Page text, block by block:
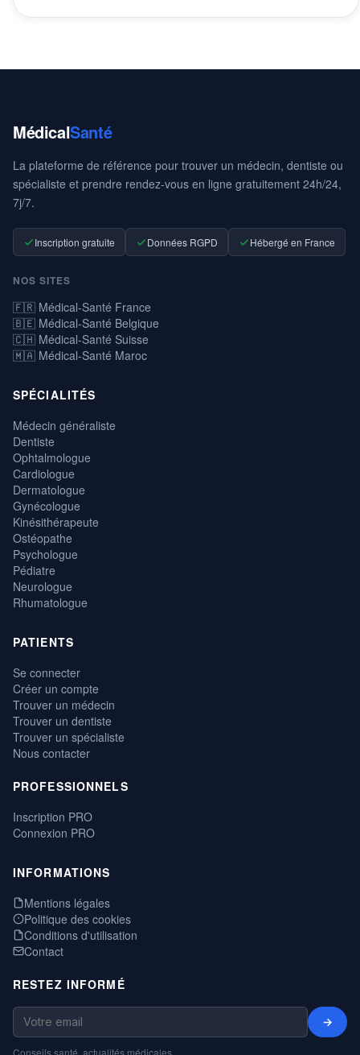
MédicalSanté
La plateforme de référence pour trouver un médecin, dentiste ou
spécialiste et prendre rendez-vous en ligne gratuitement 24h/24,
7j/7.
Inscription gratuite Données RGPD Hébergé en France
NOS SITES
🇫🇷 Médical-Santé France
🇧🇪 Médical-Santé Belgique
🇨🇭 Médical-Santé Suisse
🇲🇦 Médical-Santé Maroc
SPÉCIALITÉS
Médecin généraliste
Dentiste
Ophtalmologue
Cardiologue
Dermatologue
Gynécologue
Kinésithérapeute
Ostéopathe
Psychologue
Pédiatre
Neurologue
Rhumatologue
PATIENTS
Se connecter
Créer un compte
Trouver un médecin
Trouver un dentiste
Trouver un spécialiste
Nous contacter
PROFESSIONNELS
Inscription PRO
Connexion PRO
INFORMATIONS
Mentions légales
Politique des cookies
Conditions d'utilisation
Contact
RESTEZ INFORMÉ
→